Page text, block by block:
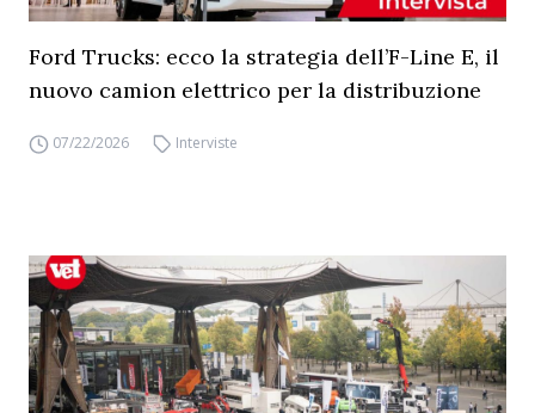
Ford Trucks: ecco la strategia dell’F-Line E, il
nuovo camion elettrico per la distribuzione
07/22/2026 Interviste